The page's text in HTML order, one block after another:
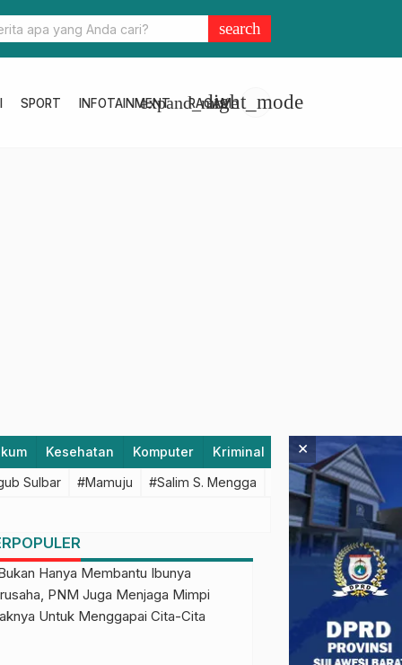
Koperasi Miliki Peran Penting Lengkapi Ekosistem
search
SPORT INFOTAINMENT RAGAM
expand_morelight_mode
Kesehatan Komputer Kriminal Lifestyle
Sulbar #Mamuju #Salim S. Mengga #featured #Polda
×